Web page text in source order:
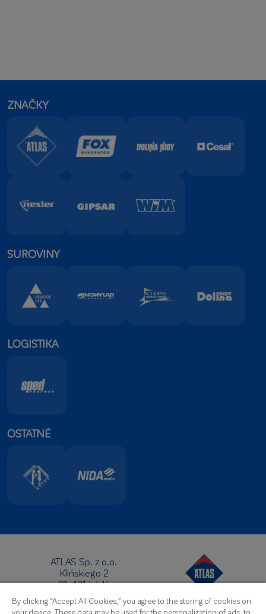
ZNAČKY
SUROVINY
LOGISTIKA
OSTATNÉ
ATLAS Sp. z o.o.
Klińskiego 2
91-421 Łódź
Sídlo:
Telefón:+48 42 631 88 00
By clicking “Accept All Cookies,” you agree to the storing of cookies on
your device. These data may be used for the personalization of ads, to